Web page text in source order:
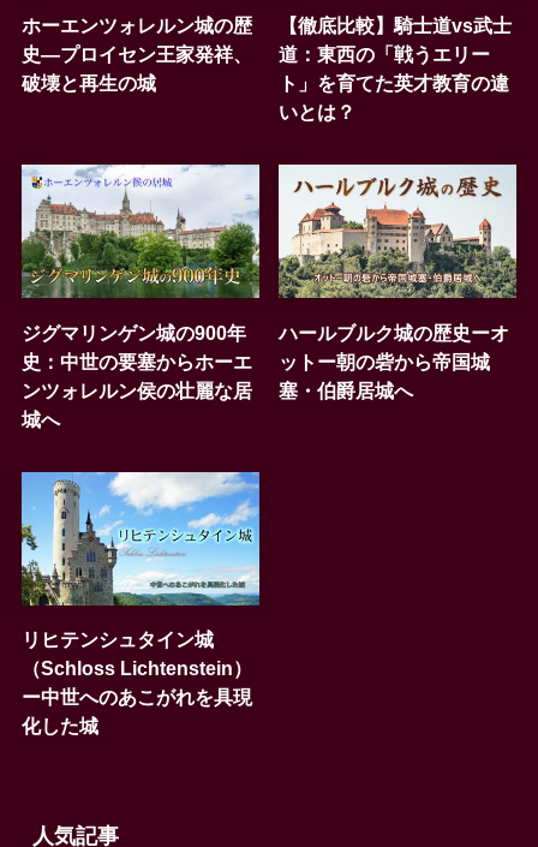
ホーエンツォレルン城の歴
史―プロイセン王家発祥、
破壊と再生の城
【徹底比較】騎士道vs武士
道：東西の「戦うエリー
ト」を育てた英才教育の違
いとは？
ジグマリンゲン城の900年
史：中世の要塞からホーエ
ンツォレルン侯の壮麗な居
城へ
ハールブルク城の歴史ーオ
ットー朝の砦から帝国城
塞・伯爵居城へ
リヒテンシュタイン城
（Schloss Lichtenstein）
ー中世へのあこがれを具現
化した城
人気記事